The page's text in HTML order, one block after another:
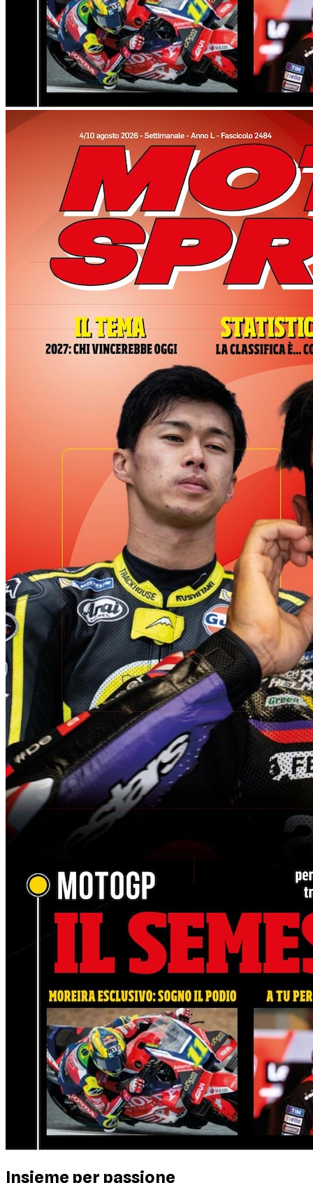
Insieme per passione